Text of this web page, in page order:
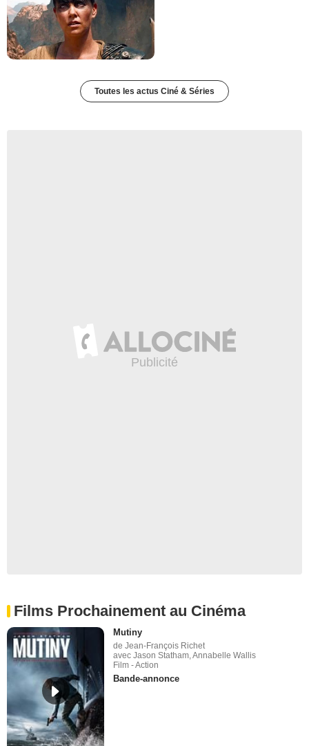
Toutes les actus Ciné & Séries
Films Prochainement au Cinéma
Mutiny
de Jean-François Richet
avec Jason Statham, Annabelle Wallis
Film - Action
Bande-annonce